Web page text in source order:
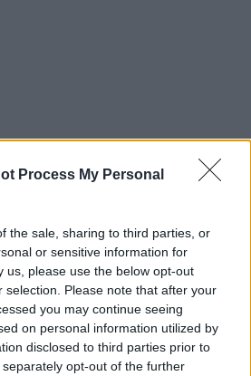
Process My Personal
the sale, sharing to third parties, or
or sensitive information for
us, please use the below opt-out
selection. Please note that after your
you may continue seeing
on personal information utilized by
disclosed to third parties prior to
opt-out of the further